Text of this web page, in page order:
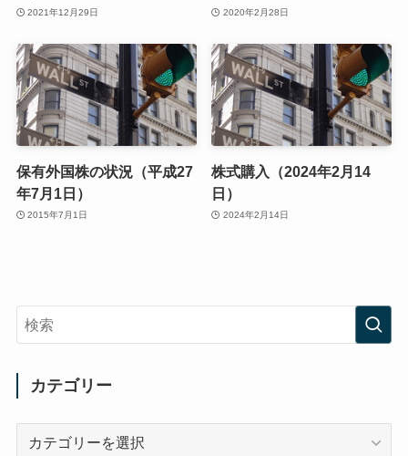
2021年12月29日 2020年2月28日
保有外国株の状況（平成27
年7月1日）
2015年7月1日
株式購入（2024年2月14
日）
2024年2月14日
カテゴリー